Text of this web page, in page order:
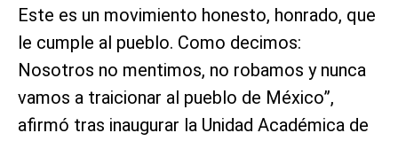
Este es un movimiento honesto, honrado, que
le cumple al pueblo. Como decimos:
Nosotros no mentimos, no robamos y nunca
vamos a traicionar al pueblo de México”,
afirmó tras inaugurar la Unidad Académica de